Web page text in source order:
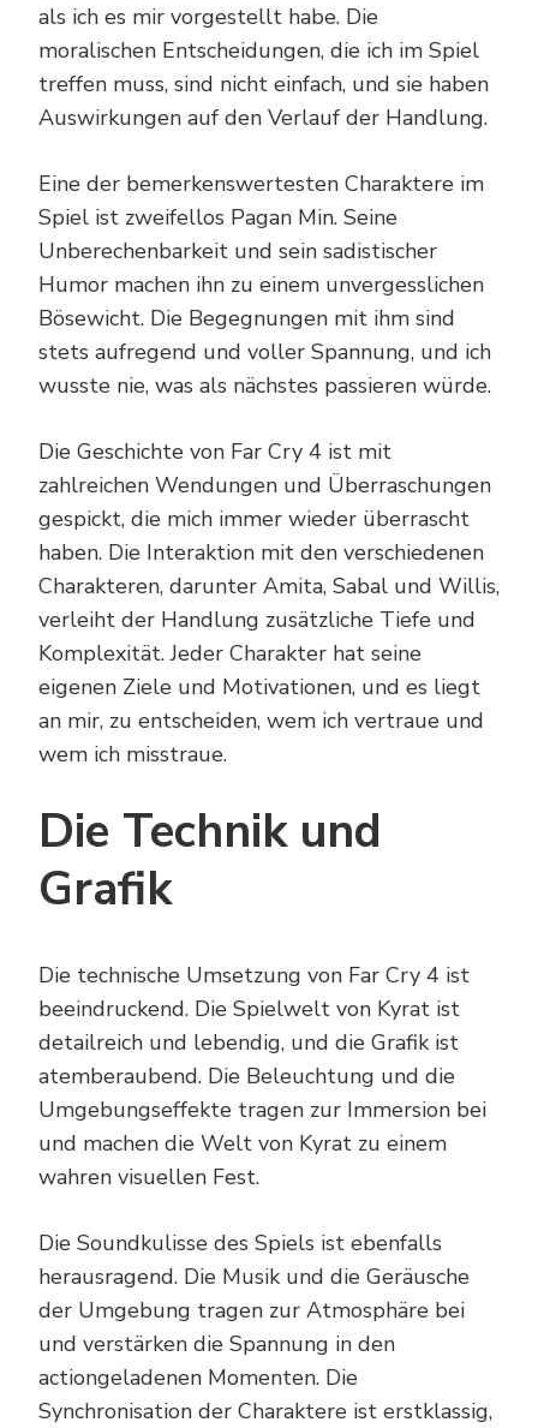
als ich es mir vorgestellt habe. Die
moralischen Entscheidungen, die ich im Spiel
treffen muss, sind nicht einfach, und sie haben
Auswirkungen auf den Verlauf der Handlung.
Eine der bemerkenswertesten Charaktere im
Spiel ist zweifellos Pagan Min. Seine
Unberechenbarkeit und sein sadistischer
Humor machen ihn zu einem unvergesslichen
Bösewicht. Die Begegnungen mit ihm sind
stets aufregend und voller Spannung, und ich
wusste nie, was als nächstes passieren würde.
Die Geschichte von Far Cry 4 ist mit
zahlreichen Wendungen und Überraschungen
gespickt, die mich immer wieder überrascht
haben. Die Interaktion mit den verschiedenen
Charakteren, darunter Amita, Sabal und Willis,
verleiht der Handlung zusätzliche Tiefe und
Komplexität. Jeder Charakter hat seine
eigenen Ziele und Motivationen, und es liegt
an mir, zu entscheiden, wem ich vertraue und
wem ich misstraue.
Die Technik und
Grafik
Die technische Umsetzung von Far Cry 4 ist
beeindruckend. Die Spielwelt von Kyrat ist
detailreich und lebendig, und die Grafik ist
atemberaubend. Die Beleuchtung und die
Umgebungseffekte tragen zur Immersion bei
und machen die Welt von Kyrat zu einem
wahren visuellen Fest.
Die Soundkulisse des Spiels ist ebenfalls
herausragend. Die Musik und die Geräusche
der Umgebung tragen zur Atmosphäre bei
und verstärken die Spannung in den
actiongeladenen Momenten. Die
Synchronisation der Charaktere ist erstklassig,